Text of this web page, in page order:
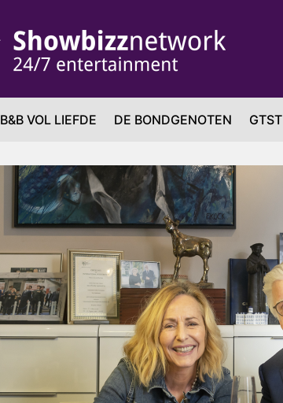
B&B VOL LIEFDE DE BONDGENOTEN GTST